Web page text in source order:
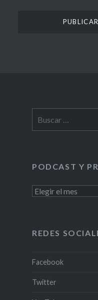
PODCAST Y
PODCAST
REDES
Facebook
Twitter